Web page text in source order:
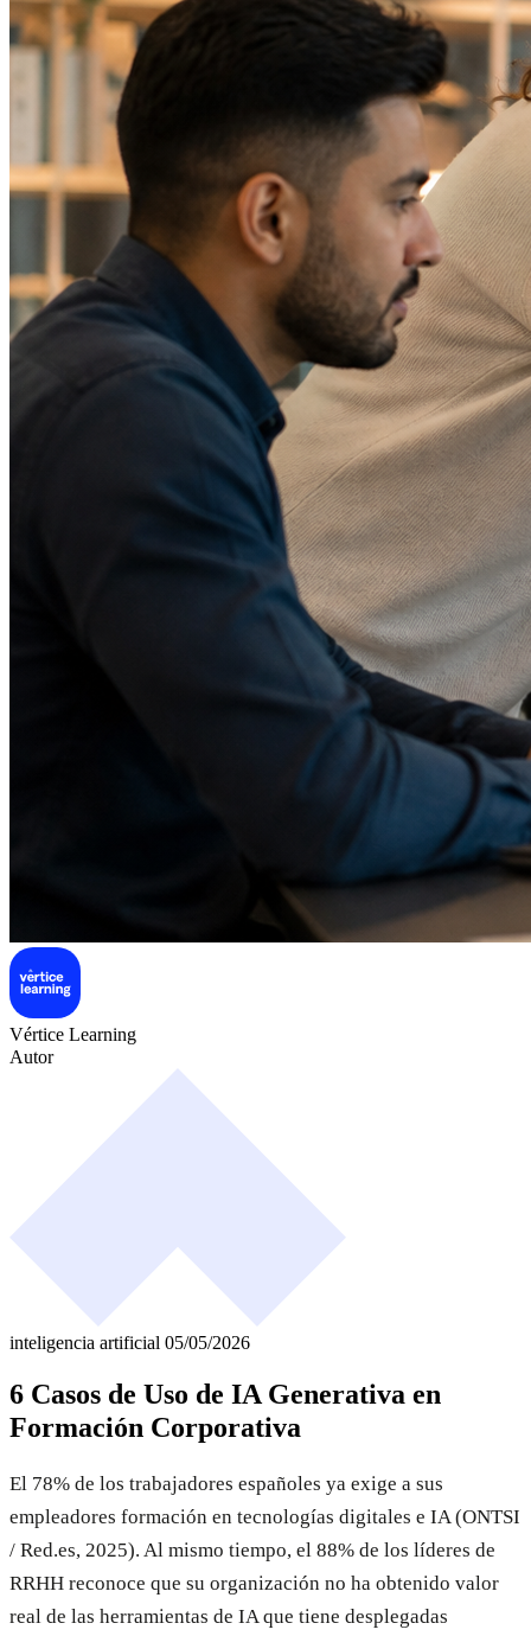
Vértice Learning
Autor
inteligencia artificial 05/05/2026
6 Casos de Uso de IA Generativa en
Formación Corporativa
El 78% de los trabajadores españoles ya exige a sus
empleadores formación en tecnologías digitales e IA (ONTSI
/ Red.es, 2025). Al mismo tiempo, el 88% de los líderes de
RRHH reconoce que su organización no ha obtenido valor
real de las herramientas de IA que tiene desplegadas